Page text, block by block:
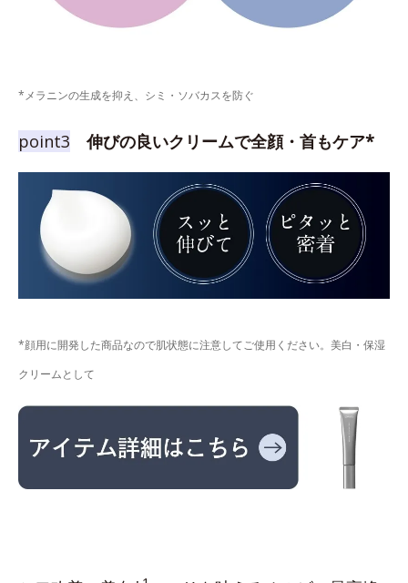
*メラニンの生成を抑え、シミ・ソバカスを防ぐ
point3 伸びの良いクリームで全顔・首もケア*
*顔用に開発した商品なので肌状態に注意してご使用ください。美白・保湿
クリームとして